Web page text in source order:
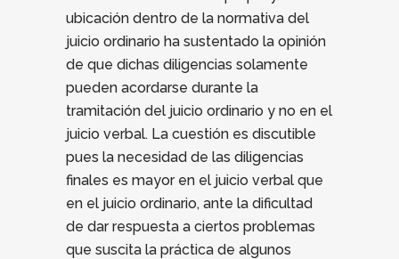
ubicación dentro de la normativa del
juicio ordinario ha sustentado la opinión
de que dichas diligencias solamente
pueden acordarse durante la
tramitación del juicio ordinario y no en el
juicio verbal. La cuestión es discutible
pues la necesidad de las diligencias
finales es mayor en el juicio verbal que
en el juicio ordinario, ante la dificultad
de dar respuesta a ciertos problemas
que suscita la práctica de algunos